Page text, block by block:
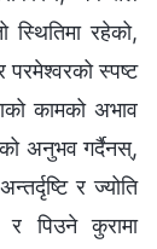
रहेको,
स्पष्ट
कामको अभाव
अनुभव गर्दैनस्,
र ज्योति
पिउने कुरामा